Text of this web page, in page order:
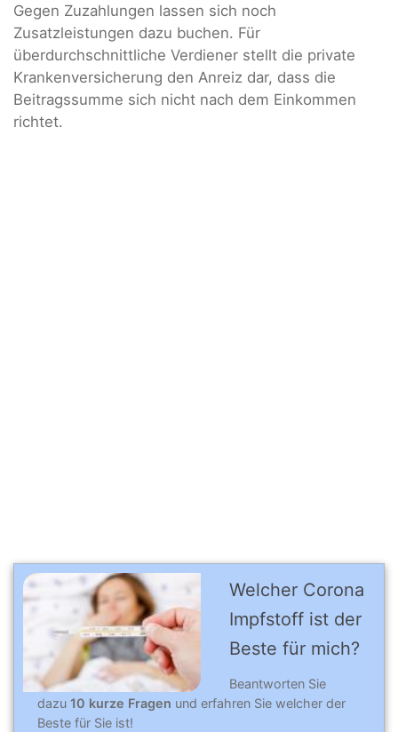
Gegen Zuzahlungen lassen sich noch
Zusatzleistungen dazu buchen. Für
überdurchschnittliche Verdiener stellt die private
Krankenversicherung den Anreiz dar, dass die
Beitragssumme sich nicht nach dem Einkommen
richtet.
Welcher Corona
Impfstoff ist der
Beste für mich?
Beantworten Sie
dazu 10 kurze Fragen und erfahren Sie welcher der
Beste für Sie ist!